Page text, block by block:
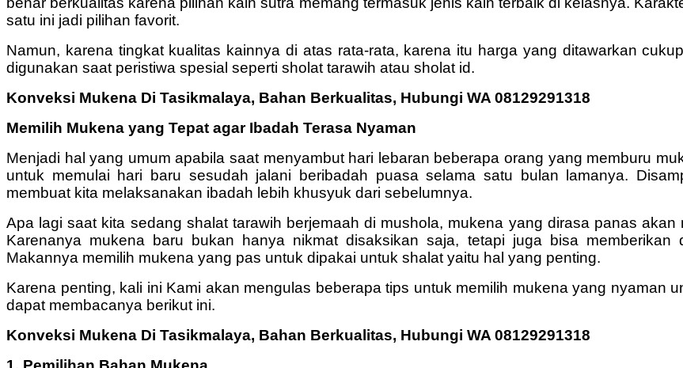
satu ini jadi pilihan favorit.
Namun, karena tingkat kualitas kainnya di atas rata-rata, karena itu harga yang ditawarkan
digunakan saat peristiwa spesial seperti sholat tarawih atau sholat id.
Konveksi Mukena Di Tasikmalaya, Bahan Berkualitas, Hubungi WA 08129291318
Memilih Mukena yang Tepat agar Ibadah Terasa Nyaman
Menjadi hal yang umum apabila saat menyambut hari lebaran beberapa orang yang memburu
untuk memulai hari baru sesudah jalani beribadah puasa selama satu bulan lamanya.
membuat kita melaksanakan ibadah lebih khusyuk dari sebelumnya.
Apa lagi saat kita sedang shalat tarawih berjemaah di mushola, mukena yang dirasa panas
Karenanya mukena baru bukan hanya nikmat disaksikan saja, tetapi juga bisa memberikan
Makannya memilih mukena yang pas untuk dipakai untuk shalat yaitu hal yang penting.
Karena penting, kali ini Kami akan mengulas beberapa tips untuk memilih mukena yang nyaman
dapat membacanya berikut ini.
Konveksi Mukena Di Tasikmalaya, Bahan Berkualitas, Hubungi WA 08129291318